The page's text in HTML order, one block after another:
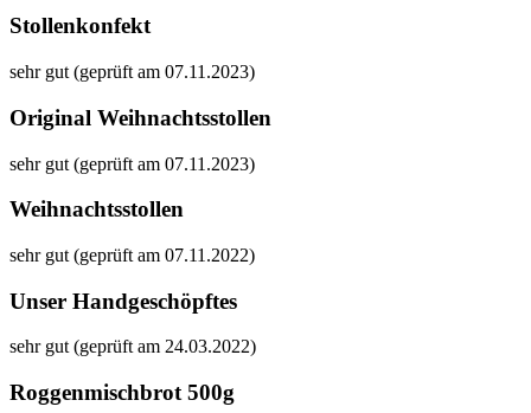
Stollenkonfekt
sehr gut (geprüft am 07.11.2023)
Original Weihnachtsstollen
sehr gut (geprüft am 07.11.2023)
Weihnachtsstollen
sehr gut (geprüft am 07.11.2022)
Unser Handgeschöpftes
sehr gut (geprüft am 24.03.2022)
Roggenmischbrot 500g